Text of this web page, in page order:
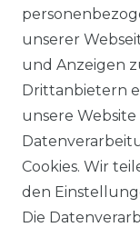
REFERENZEN
unserer
und Anzeigen
Drittanbietern
unsere Website
Cookies. Wir
den
Die